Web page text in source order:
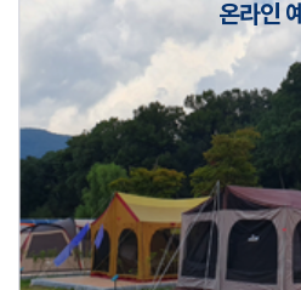
2026년 5월 캠핑장 안
캠핑장(9월1일~6일)
2026년 5월 캠핑장 안
온라인